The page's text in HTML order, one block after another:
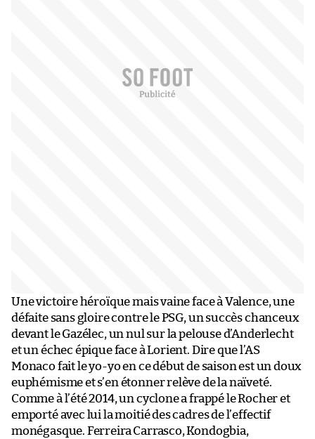
Une victoire héroïque mais vaine face à Valence, une
défaite sans gloire contre le PSG, un succès chanceux
devant le Gazélec, un nul sur la pelouse d’Anderlecht
et un échec épique face à Lorient. Dire que l’AS
Monaco fait le yo-yo en ce début de saison est un doux
euphémisme et s’en étonner relève de la naïveté.
Comme à l’été 2014, un cyclone a frappé le Rocher et
emporté avec lui la moitié des cadres de l’effectif
monégasque. Ferreira Carrasco, Kondogbia,